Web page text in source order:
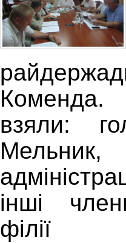
Коменда.
взяли:
інші
філії